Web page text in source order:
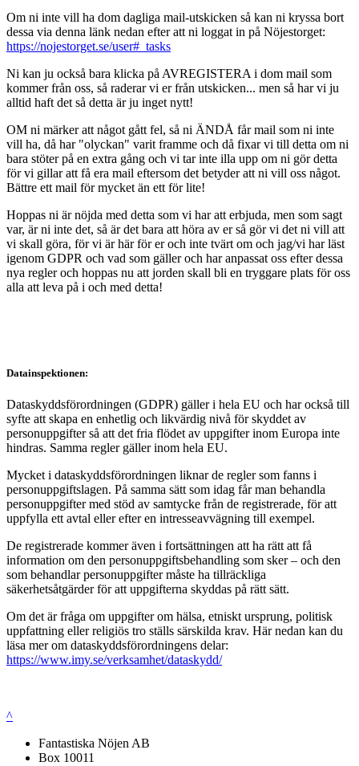
Om ni inte vill ha dom dagliga mail-utskicken så kan ni kryssa bort
dessa via denna länk nedan efter att ni loggat in på Nöjestorget:
https://nojestorget.se/user#_tasks
Ni kan ju också bara klicka på AVREGISTERA i dom mail som
kommer från oss, så raderar vi er från utskicken... men så har vi ju
alltid haft det så detta är ju inget nytt!
OM ni märker att något gått fel, så ni ÄNDÅ får mail som ni inte
vill ha, då har "olyckan" varit framme och då fixar vi till detta om ni
bara stöter på en extra gång och vi tar inte illa upp om ni gör detta
för vi gillar att få era mail eftersom det betyder att ni vill oss något.
Bättre ett mail för mycket än ett för lite!
Hoppas ni är nöjda med detta som vi har att erbjuda, men som sagt
var, är ni inte det, så är det bara att höra av er så gör vi det ni vill att
vi skall göra, för vi är här för er och inte tvärt om och jag/vi har läst
igenom GDPR och vad som gäller och har anpassat oss efter dessa
nya regler och hoppas nu att jorden skall bli en tryggare plats för oss
alla att leva på i och med detta!
Datainspektionen:
Dataskyddsförordningen (GDPR) gäller i hela EU och har också till
syfte att skapa en enhetlig och likvärdig nivå för skyddet av
personuppgifter så att det fria flödet av uppgifter inom Europa inte
hindras. Samma regler gäller inom hela EU.
Mycket i dataskyddsförordningen liknar de regler som fanns i
personuppgiftslagen. På samma sätt som idag får man behandla
personuppgifter med stöd av samtycke från de registrerade, för att
uppfylla ett avtal eller efter en intresseavvägning till exempel.
De registrerade kommer även i fortsättningen att ha rätt att få
information om den personuppgiftsbehandling som sker – och den
som behandlar personuppgifter måste ha tillräckliga
säkerhetsåtgärder för att uppgifterna skyddas på rätt sätt.
Om det är fråga om uppgifter om hälsa, etniskt ursprung, politisk
uppfattning eller religiös tro ställs särskilda krav. Här nedan kan du
läsa mer om dataskyddsförordningens delar:
https://www.imy.se/verksamhet/dataskydd/
^
Fantastiska Nöjen AB
Box 10011